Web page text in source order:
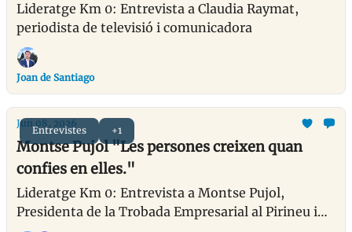
Lideratge Km 0: Entrevista a Claudia Raymat,
periodista de televisió i comunicadora
Joan de Santiago
Entrevistes +1
Jun 08, 2026
Montse Pujol "Les persones creixen quan
confies en elles."
Lideratge Km 0: Entrevista a Montse Pujol,
Presidenta de la Trobada Empresarial al Pirineu i